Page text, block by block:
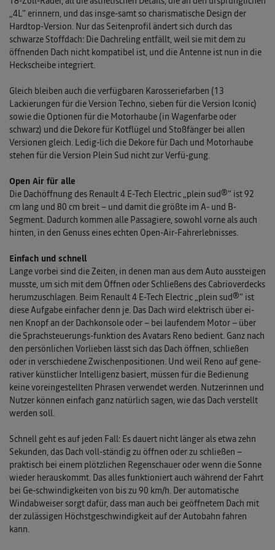
„4L“ erinnern, und das insge-samt so charismatische Design der
Hardtop-Version. Nur das Seitenprofil ändert sich durch das
schwarze Stoffdach: Die Dachreling entfällt, weil sie mit dem zu
öffnenden Dach nicht kompatibel ist, und die Antenne ist nun in die
Heckscheibe integriert.
Gleich bleiben auch die verfügbaren Karosseriefarben (13
Lackierungen für die Version Techno, sieben für die Version Iconic)
sowie die Optionen für die Motorhaube (in Wagenfarbe oder
schwarz) und die Dekore für Kotflügel und Stoßfänger bei allen
Versionen gleich. Ledig-lich die Dekore für Dach und Motorhaube
stehen für die Version Plein Sud nicht zur Verfü-gung.
Open Air für alle
Die Dachöffnung des Renault 4 E-Tech Electric „plein sud®“ ist 92
cm lang und 80 cm breit – und damit die größte im A- und B-
Segment. Dadurch kommen alle Passagiere, sowohl vorne als auch
hinten, in den Genuss eines echten Open-Air-Fahrerlebnisses.
Einfach und schnell
Lange vorbei sind die Zeiten, in denen man aus dem Auto aussteigen
musste, um sich mit dem Öffnen oder Schließens des Cabrioverdecks
herumzuschlagen. Beim Renault 4 E-Tech Electric „plein sud®“ ist
diese Aufgabe einfacher denn je. Das Dach wird elektrisch über ei-
nen Knopf an der Dachkonsole oder – bei laufendem Motor – über
die Sprachsteuerungs-funktion des Avatars Reno bedient. Ganz nach
den persönlichen Vorlieben lässt sich das Dach öffnen, schließen
oder in verschiedene Zwischenpositionen. Und weil Reno auf gene-
rativer künstlicher Intelligenz basiert, müssen für die Bedienung
keine voreingestellten Phrasen verwendet werden. Nutzerinnen und
Nutzer können einfach ganz natürlich sagen, wie das Dach verstellt
werden soll.
Schnell geht es auf jeden Fall: Es dauert nicht länger als etwa zehn
Sekunden, das Dach voll-ständig zu öffnen oder zu schließen –
praktisch bei einem plötzlichen Regenschauer oder wenn die Sonne
wieder herauskommt. Das alles funktioniert auch während der Fahrt
bei Ge-schwindigkeiten von bis zu 90 km/h. Der automatische
Windabweiser sorgt dafür, dass man auch bei geöffnetem Dach mit
der zulässigen Höchstgeschwindigkeit auf der Autobahn fahren
kann.